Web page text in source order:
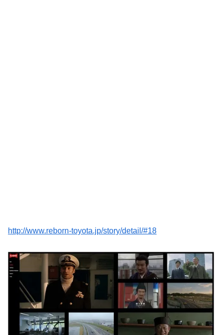
http://www.reborn-toyota.jp/story/detail/#18